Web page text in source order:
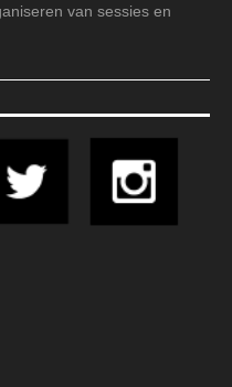
van sessies en